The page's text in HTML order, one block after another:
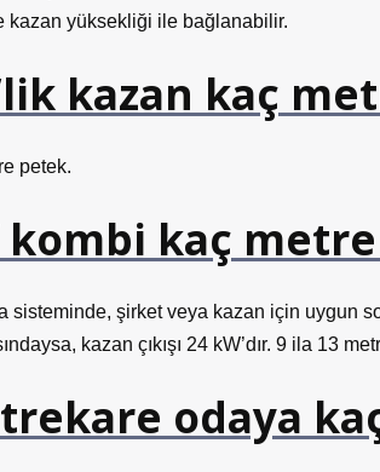
kazan yüksekliği ile bağlanabilir.
kazan kaç
petek.
kombi kaç metre
sisteminde, şirket veya kazan için uygun
kazan çıkışı 24 kW’dır. 9 ila 13
odaya